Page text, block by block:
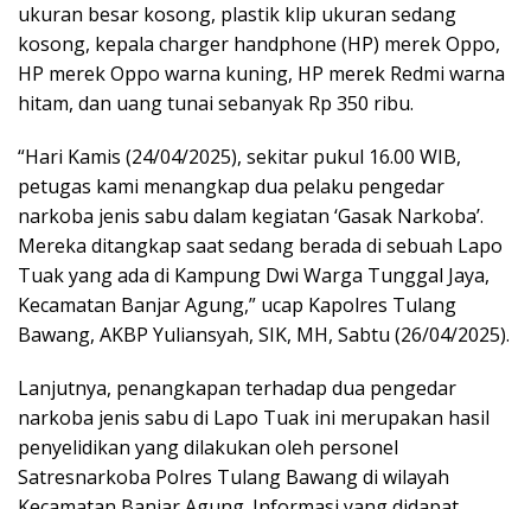
ukuran besar kosong, plastik klip ukuran sedang
kosong, kepala charger handphone (HP) merek Oppo,
HP merek Oppo warna kuning, HP merek Redmi warna
hitam, dan uang tunai sebanyak Rp 350 ribu.
“Hari Kamis (24/04/2025), sekitar pukul 16.00 WIB,
petugas kami menangkap dua pelaku pengedar
narkoba jenis sabu dalam kegiatan ‘Gasak Narkoba’.
Mereka ditangkap saat sedang berada di sebuah Lapo
Tuak yang ada di Kampung Dwi Warga Tunggal Jaya,
Kecamatan Banjar Agung,” ucap Kapolres Tulang
Bawang, AKBP Yuliansyah, SIK, MH, Sabtu (26/04/2025).
Lanjutnya, penangkapan terhadap dua pengedar
narkoba jenis sabu di Lapo Tuak ini merupakan hasil
penyelidikan yang dilakukan oleh personel
Satresnarkoba Polres Tulang Bawang di wilayah